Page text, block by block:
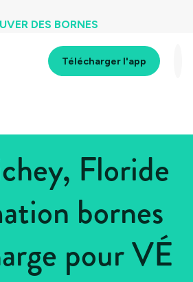
DES BORNES
Télécharger l'app
Floride
bornes
pour VÉ
Unis > Floride